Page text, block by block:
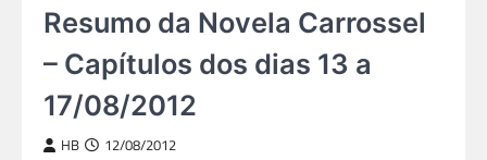
Resumo da Novela Carrossel
– Capítulos dos dias 13 a
17/08/2012
HB 12/08/2012